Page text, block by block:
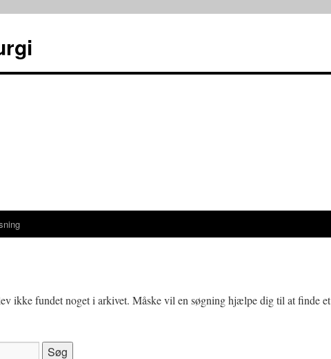
ikke fundet noget i arkivet. Måske vil en søgning hjælpe dig til at finde et